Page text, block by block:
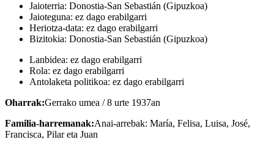
Jaioterria: Donostia-San Sebastián (Gipuzkoa)
Jaioteguna: ez dago erabilgarri
Heriotza-data: ez dago erabilgarri
Bizitokia: Donostia-San Sebastián (Gipuzkoa)
Lanbidea: ez dago erabilgarri
Rola: ez dago erabilgarri
Antolaketa politikoa: ez dago erabilgarri
Oharrak:Gerrako umea / 8 urte 1937an
Familia-harremanak:Anai-arrebak: María, Felisa, Luisa, José,
Francisca, Pilar eta Juan